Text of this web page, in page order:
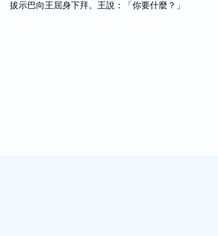
拔示巴向王屈身下拜。王說：「你要什麼？」